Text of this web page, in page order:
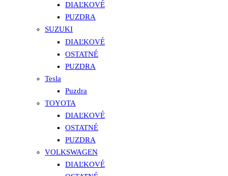
DIAĽKOVÉ
PUZDRA
SUZUKI
DIAĽKOVÉ
OSTATNÉ
PUZDRA
Tesla
Puzdra
TOYOTA
DIAĽKOVÉ
OSTATNÉ
PUZDRA
VOLKSWAGEN
DIAĽKOVÉ